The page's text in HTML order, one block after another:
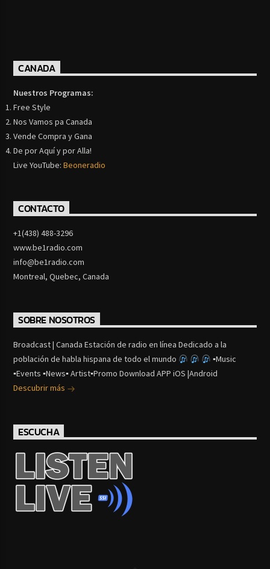
CANADA
Nuestros Programas:
Free Style
Nos Vamos pa Canada
Vende Compra y Gana
De por Aquí y por Alla!
Live YouTube:Beoneradio
CONTACTO
+1(438) 488-3296
www.be1radio.com
info@be1radio.com
Montreal, Quebec, Canada
SOBRE NOSOTROS
Broadcast | Canada Estación de radio en línea Dedicado a la
población de habla hispana de todo el mundo
▪Music
▪Events ▪News▪ Artist▪Promo Download APP iOS |Android
Descubrir más
ESCUCHA